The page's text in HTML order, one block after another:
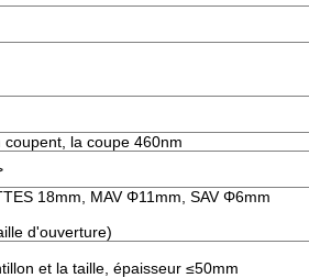
la coupe 460nm
18mm, MAV Φ11mm, SAV Φ6mm
d'ouverture)
et la taille, épaisseur ≤50mm